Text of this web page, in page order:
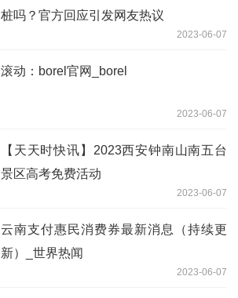
桩吗？官方回应引发网友热议
2023-06-07
滚动：borel官网_borel
2023-06-07
【天天时快讯】2023西安钟南山南五台
景区高考免费活动
2023-06-07
云南支付惠民消费券最新消息（持续更
新）_世界热闻
2023-06-07